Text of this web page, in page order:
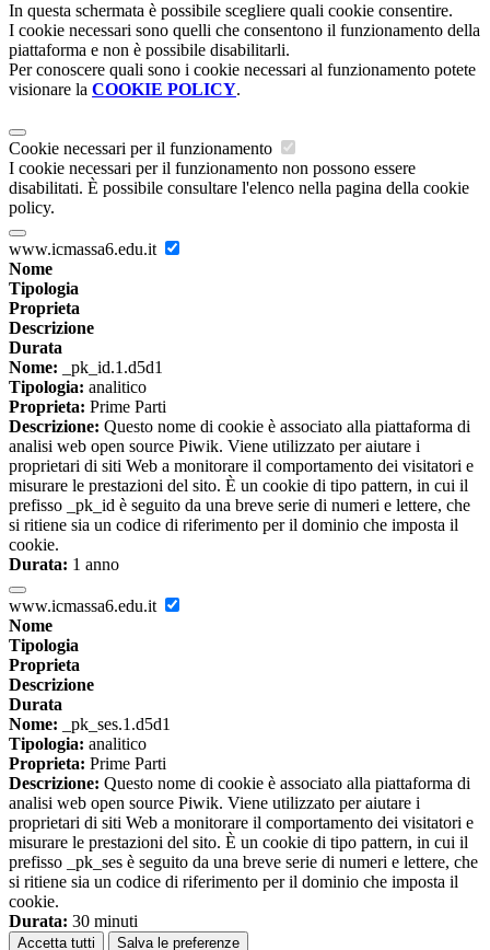
In questa schermata è possibile scegliere quali cookie consentire.
I cookie necessari sono quelli che consentono il funzionamento della
piattaforma e non è possibile disabilitarli.
Per conoscere quali sono i cookie necessari al funzionamento potete
visionare la COOKIE POLICY.
Cookie necessari per il funzionamento
I cookie necessari per il funzionamento non possono essere
disabilitati. È possibile consultare l'elenco nella pagina della cookie
policy.
www.icmassa6.edu.it
Nome
Tipologia
Proprieta
Descrizione
Durata
Nome: _pk_id.1.d5d1
Tipologia: analitico
Proprieta: Prime Parti
Descrizione: Questo nome di cookie è associato alla piattaforma di
analisi web open source Piwik. Viene utilizzato per aiutare i
proprietari di siti Web a monitorare il comportamento dei visitatori e
misurare le prestazioni del sito. È un cookie di tipo pattern, in cui il
prefisso _pk_id è seguito da una breve serie di numeri e lettere, che
si ritiene sia un codice di riferimento per il dominio che imposta il
cookie.
Durata: 1 anno
www.icmassa6.edu.it
Nome
Tipologia
Proprieta
Descrizione
Durata
Nome: _pk_ses.1.d5d1
Tipologia: analitico
Proprieta: Prime Parti
Descrizione: Questo nome di cookie è associato alla piattaforma di
analisi web open source Piwik. Viene utilizzato per aiutare i
proprietari di siti Web a monitorare il comportamento dei visitatori e
misurare le prestazioni del sito. È un cookie di tipo pattern, in cui il
prefisso _pk_ses è seguito da una breve serie di numeri e lettere, che
si ritiene sia un codice di riferimento per il dominio che imposta il
cookie.
Durata: 30 minuti
Accetta tutti Salva le preferenze